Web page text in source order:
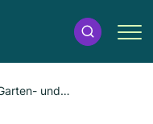
und